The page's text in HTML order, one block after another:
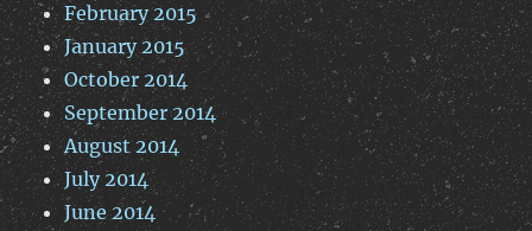
February 2015
January 2015
October 2014
September 2014
August 2014
July 2014
June 2014